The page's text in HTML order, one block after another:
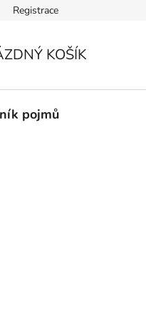
Registrace
KOŠÍK
pojmů